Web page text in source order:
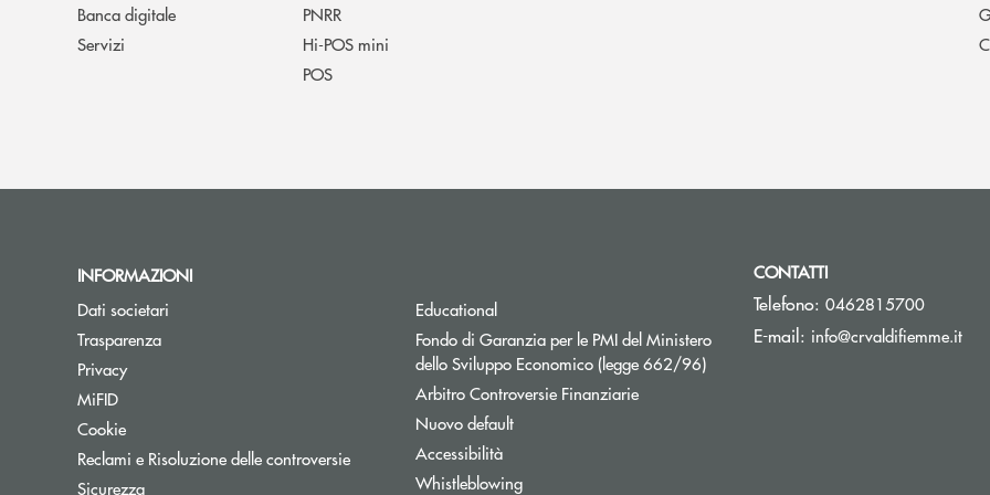
Banca digitale
Servizi
PNRR
Hi-POS mini
POS
INFORMAZIONI
Dati societari
Trasparenza
Privacy
MiFID
Cookie
Reclami e Risoluzione delle controversie
Sicurezza
Educational
Fondo di Garanzia per le PMI del Ministero
dello Sviluppo Economico (legge 662/96)Apre una nuova finestra
Arbitro Controversie FinanziarieApre una nuova finestra
Nuovo default
Accessibilità
Whistleblowing
CONTATTI
Telefono: 0462815700
E-mail: info@crvaldifiemme.it(si